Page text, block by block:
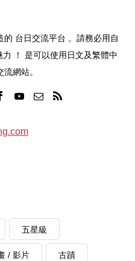
台日交流平台 。請務必用自
！ 是可以使用日文及繁體中
網站。
五星級
/ 影片 古蹟